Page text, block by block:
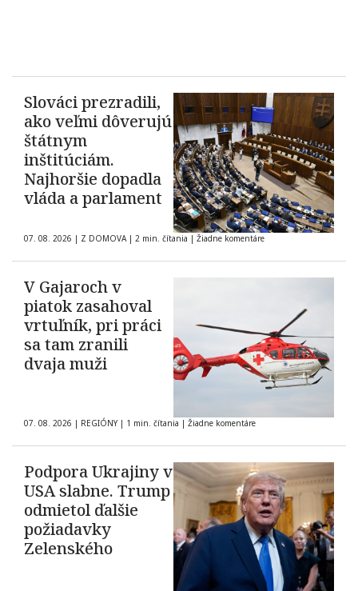
Slováci prezradili,
ako veľmi dôverujú
štátnym
inštitúciám.
Najhoršie dopadla
vláda a parlament
07. 08. 2026 | Z DOMOVA | 2 min. čítania | Žiadne komentáre
V Gajaroch v
piatok zasahoval
vrtuľník, pri práci
sa tam zranili
dvaja muži
07. 08. 2026 | REGIÓNY | 1 min. čítania | Žiadne komentáre
Podpora Ukrajiny v
USA slabne. Trump
odmietol ďalšie
požiadavky
Zelenského